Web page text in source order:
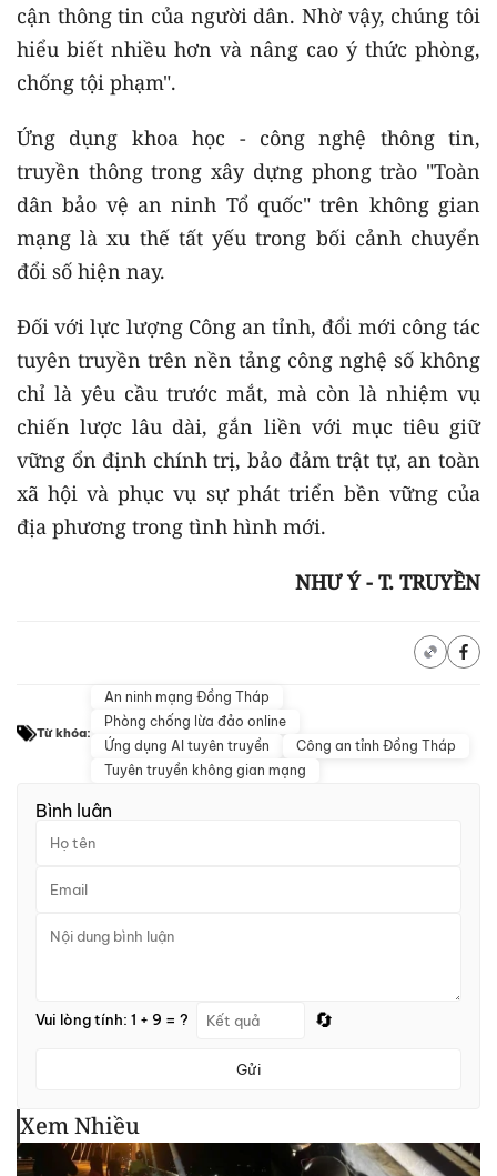
cận thông tin của người dân. Nhờ vậy, chúng tôi
hiểu biết nhiều hơn và nâng cao ý thức phòng,
chống tội phạm".
Ứng dụng khoa học - công nghệ thông tin,
truyền thông trong xây dựng phong trào "Toàn
dân bảo vệ an ninh Tổ quốc" trên không gian
mạng là xu thế tất yếu trong bối cảnh chuyển
đổi số hiện nay.
Đối với lực lượng Công an tỉnh, đổi mới công tác
tuyên truyền trên nền tảng công nghệ số không
chỉ là yêu cầu trước mắt, mà còn là nhiệm vụ
chiến lược lâu dài, gắn liền với mục tiêu giữ
vững ổn định chính trị, bảo đảm trật tự, an toàn
xã hội và phục vụ sự phát triển bền vững của
địa phương trong tình hình mới.
NHƯ Ý - T. TRUYỀN
Từ khóa:
An ninh mạng Đồng Tháp
Phòng chống lừa đảo online
Ứng dụng AI tuyên truyền
Công an tỉnh Đồng Tháp
Tuyên truyền không gian mạng
Bình luận
Vui lòng tính: 1 + 9 = ? 🔄
Gửi
Xem Nhiều